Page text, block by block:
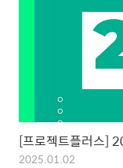
[프로젝트플러스]
2025.01.02